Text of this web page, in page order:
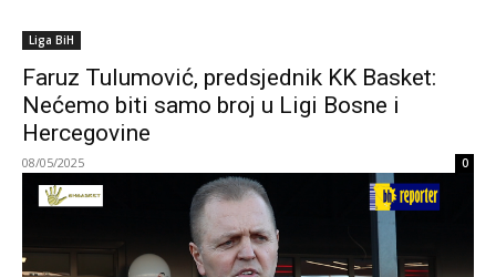
Liga BiH
Faruz Tulumović, predsjednik KK Basket:
Nećemo biti samo broj u Ligi Bosne i
Hercegovine
08/05/2025 0